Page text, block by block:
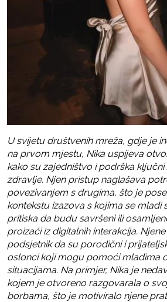
U svijetu društvenih mreža, gdje je
na prvom mjestu, Nika uspijeva
kako su zajedništvo i podrška
zdravlje. Njen pristup naglašava
povezivanjem s drugima, što je
kontekstu izazova s kojima se mladi
pritiska da budu savršeni ili
proizaći iz digitalnih interakcija.
podsjetnik da su porodični i
oslonci koji mogu pomoći mladima
situacijama. Na primjer, Nika je
kojem je otvoreno razgovarala o
borbama, što je motiviralo njene